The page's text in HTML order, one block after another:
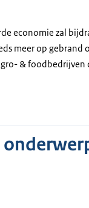
economie zal
meer op
&